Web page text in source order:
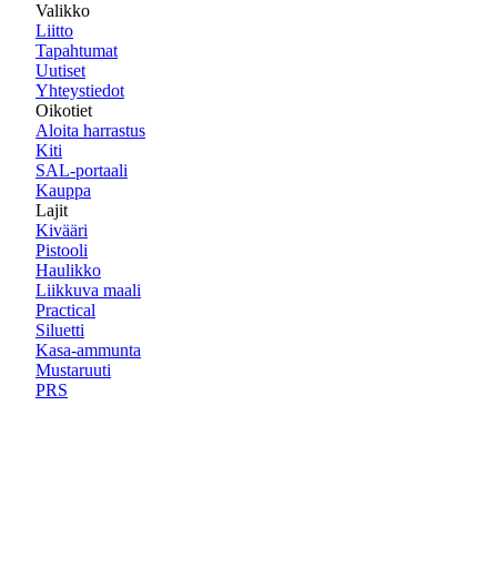
Valikko
Liitto
Tapahtumat
Uutiset
Yhteystiedot
Oikotiet
Aloita harrastus
Kiti
SAL-portaali
Kauppa
Lajit
Kivääri
Pistooli
Haulikko
Liikkuva maali
Practical
Siluetti
Kasa-ammunta
Mustaruuti
PRS